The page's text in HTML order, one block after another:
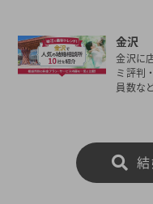
金沢
金沢に
ミ評判
員数な
の平
男女
で見つ